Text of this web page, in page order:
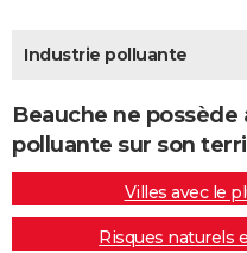
BONS PLANS
CARTE DE VOEUX
Carte de Noël
Carte Bonne année
Carte Saint-Valentin
Carte Pâques
Carte d'anniversaire
DICTIONNAIRE
Industrie polluante
Beauche ne
polluante sur son
Villes avec le
Risques naturels